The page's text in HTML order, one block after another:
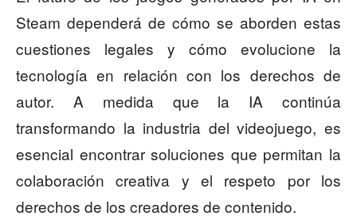
Steam dependerá de cómo se aborden estas
cuestiones legales y cómo evolucione la
tecnología en relación con los derechos de
autor. A medida que la IA continúa
transformando la industria del videojuego, es
esencial encontrar soluciones que permitan la
colaboración creativa y el respeto por los
derechos de los creadores de contenido.